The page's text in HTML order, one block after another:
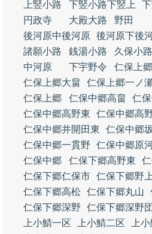
上竪小路
下竪小路下竪上
円政寺
大殿大路 野田
後河原中後河原 後河原下後
諸願小路
銭湯小路 久保小路
中河原
下宇野令 仁保上
仁保上郷大畠
仁保上郷一ノ
仁保上郷
仁保中郷高畠
仁
仁保中郷高野東
仁保中郷高
仁保中郷井開田東
仁保中郷
仁保中郷一貫野
仁保中郷原
仁保中郷
仁保下郷高野東
仁保下郷仁保市 仁保下郷野上
仁保下郷高松 仁保下郷丸山
仁保下郷深野
仁保下郷深野
上小鯖一区
上小鯖二区 上